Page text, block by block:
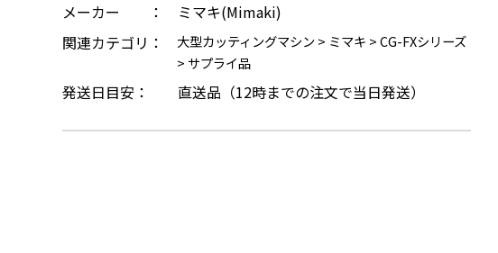
メーカー ：
ミマキ(Mimaki)
関連カテゴリ：
大型カッティングマシン > ミマキ >CG-FXシリーズ
> サプライ品
発送日目安： 直送品（12時までの注文で当日発送）